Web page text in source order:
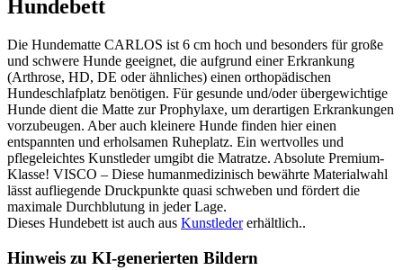
Hundebett
Die Hundematte CARLOS ist 6 cm hoch und besonders für große
und schwere Hunde geeignet, die aufgrund einer Erkrankung
(Arthrose, HD, DE oder ähnliches) einen orthopädischen
Hundeschlafplatz benötigen. Für gesunde und/oder übergewichtige
Hunde dient die Matte zur Prophylaxe, um derartigen Erkrankungen
vorzubeugen. Aber auch kleinere Hunde finden hier einen
entspannten und erholsamen Ruheplatz. Ein wertvolles und
pflegeleichtes Kunstleder umgibt die Matratze. Absolute Premium-
Klasse! VISCO – Diese humanmedizinisch bewährte Materialwahl
lässt aufliegende Druckpunkte quasi schweben und fördert die
maximale Durchblutung in jeder Lage.
Dieses Hundebett ist auch aus Kunstledererhältlich..
Hinweis zu KI-generierten Bildern